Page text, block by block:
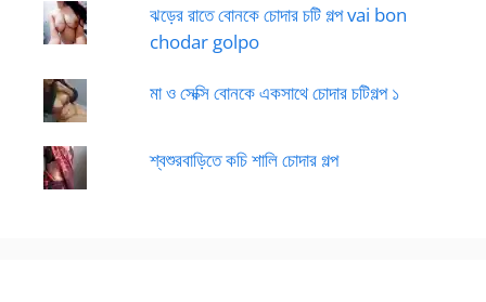
ঝড়ের রাতে বোনকে চোদার চটি গল্প vai bon
chodar golpo
মা ও সেক্সি বোনকে একসাথে চোদার চটিগল্প ১
শ্বশুরবাড়িতে কচি শালি চোদার গল্প